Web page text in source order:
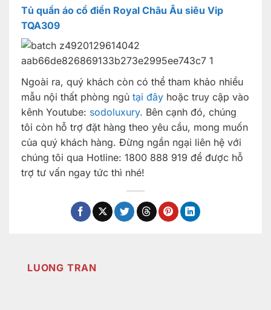
Tủ quần áo cổ điển Royal Châu Âu siêu Vip
TQA309
Ngoài ra, quý khách còn có thể tham khảo nhiều
mẫu nội thất phòng ngủ tại đây hoặc truy cập vào
kênh Youtube: sodoluxury. Bên cạnh đó, chúng
tôi còn hỗ trợ đặt hàng theo yêu cầu, mong muốn
của quý khách hàng. Đừng ngần ngại liên hệ với
chúng tôi qua Hotline: 1800 888 919 để được hỗ
trợ tư vấn ngay tức thì nhé!
LUONG TRAN